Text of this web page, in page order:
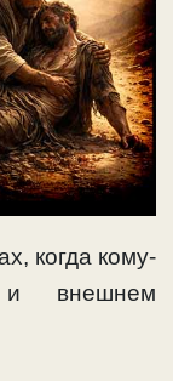
когда кому-
внешнем